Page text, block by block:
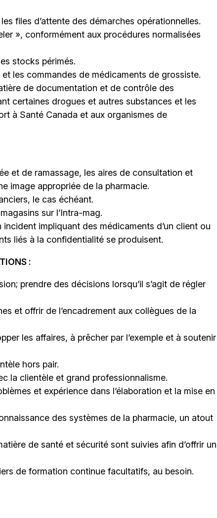
files d’attente des démarches opérationnelles.
», conformément aux procédures normalisées
stocks périmés.
les commandes de médicaments de grossiste.
de documentation et de contrôle des
certaines drogues et autres substances et les
à Santé Canada et aux organismes de
et de ramassage, les aires de consultation et
image appropriée de la pharmacie.
le cas échéant.
sur l’Intra-mag.
incident impliquant des médicaments d’un client ou
liés à la confidentialité se produisent.
:
prendre des décisions lorsqu’il s’agit de régler
et offrir de l’encadrement aux collègues de la
les affaires, à prêcher par l’exemple et à soutenir
hors pair.
la clientèle et grand professionnalisme.
et expérience dans l’élaboration et la mise en
des systèmes de la pharmacie, un atout
de santé et sécurité sont suivies afin d’offrir un
de formation continue facultatifs, au besoin.